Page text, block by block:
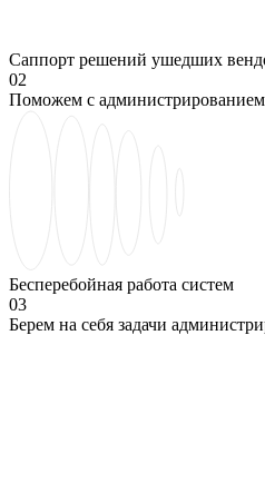
Саппорт решений ушедших
02
Поможем с
Бесперебойная работа систем
03
Берем на себя задачи